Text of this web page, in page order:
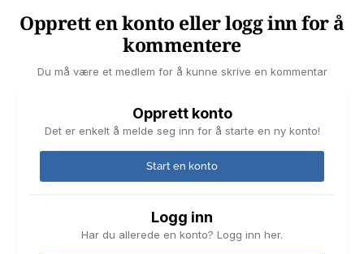
Opprett en konto eller logg inn for å
kommentere
Du må være et medlem for å kunne skrive en kommentar
Opprett konto
Det er enkelt å melde seg inn for å starte en ny konto!
Start en konto
Logg inn
Har du allerede en konto? Logg inn her.